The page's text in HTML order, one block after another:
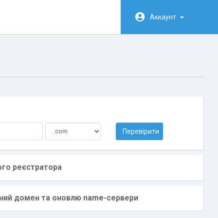
Аккаунт
Перевірити
реєстратора
домен та оновлю name-сервери